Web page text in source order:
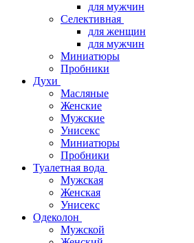
для мужчин
Селективная
для женщин
для мужчин
Миниатюры
Пробники
Духи
Масляные
Женские
Мужские
Унисекс
Миниатюры
Пробники
Туалетная вода
Мужская
Женская
Унисекс
Одеколон
Мужской